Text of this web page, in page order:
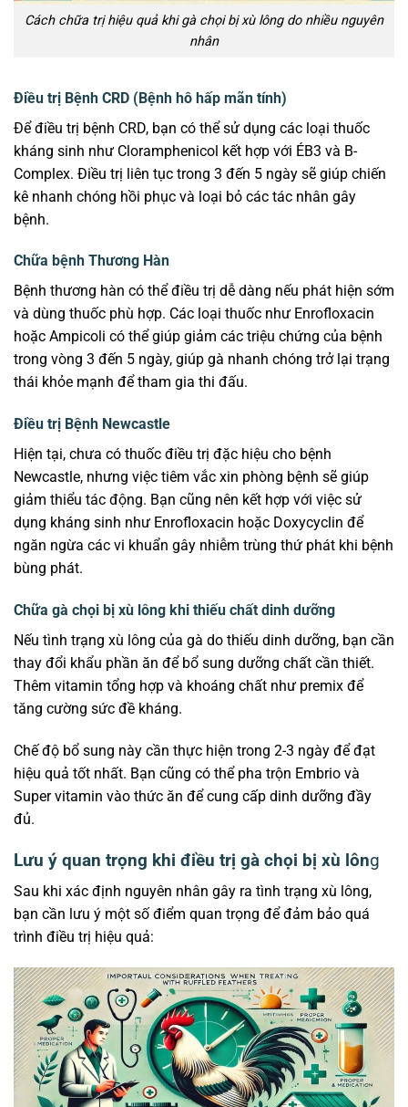
Cách chữa trị hiệu quả khi gà chọi bị xù lông do nhiều nguyên
nhân
Điều trị Bệnh CRD (Bệnh hô hấp mãn tính)
Để điều trị bệnh CRD, bạn có thể sử dụng các loại thuốc
kháng sinh như Cloramphenicol kết hợp với ÉB3 và B-
Complex. Điều trị liên tục trong 3 đến 5 ngày sẽ giúp chiến
kê nhanh chóng hồi phục và loại bỏ các tác nhân gây
bệnh.
Chữa bệnh Thương Hàn
Bệnh thương hàn có thể điều trị dễ dàng nếu phát hiện sớm
và dùng thuốc phù hợp. Các loại thuốc như Enrofloxacin
hoặc Ampicoli có thể giúp giảm các triệu chứng của bệnh
trong vòng 3 đến 5 ngày, giúp gà nhanh chóng trở lại trạng
thái khỏe mạnh để tham gia thi đấu.
Điều trị Bệnh Newcastle
Hiện tại, chưa có thuốc điều trị đặc hiệu cho bệnh
Newcastle, nhưng việc tiêm vắc xin phòng bệnh sẽ giúp
giảm thiểu tác động. Bạn cũng nên kết hợp với việc sử
dụng kháng sinh như Enrofloxacin hoặc Doxycyclin để
ngăn ngừa các vi khuẩn gây nhiễm trùng thứ phát khi bệnh
bùng phát.
Chữa gà chọi bị xù lông khi thiếu chất dinh dưỡng
Nếu tình trạng xù lông của gà do thiếu dinh dưỡng, bạn cần
thay đổi khẩu phần ăn để bổ sung dưỡng chất cần thiết.
Thêm vitamin tổng hợp và khoáng chất như premix để
tăng cường sức đề kháng.
Chế độ bổ sung này cần thực hiện trong 2-3 ngày để đạt
hiệu quả tốt nhất. Bạn cũng có thể pha trộn Embrio và
Super vitamin vào thức ăn để cung cấp dinh dưỡng đầy
đủ.
Lưu ý quan trọng khi điều trị gà chọi bị xù lông
Sau khi xác định nguyên nhân gây ra tình trạng xù lông,
bạn cần lưu ý một số điểm quan trọng để đảm bảo quá
trình điều trị hiệu quả: